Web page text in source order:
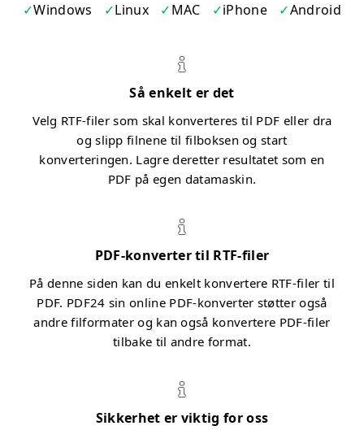
Windows Linux MAC iPhone Android
Så enkelt er det
Velg RTF-filer som skal konverteres til PDF eller dra
og slipp filnene til filboksen og start
konverteringen. Lagre deretter resultatet som en
PDF på egen datamaskin.
PDF-konverter til RTF-filer
På denne siden kan du enkelt konvertere RTF-filer til
PDF. PDF24 sin online PDF-konverter støtter også
andre filformater og kan også konvertere PDF-filer
tilbake til andre format.
Sikkerhet er viktig for oss